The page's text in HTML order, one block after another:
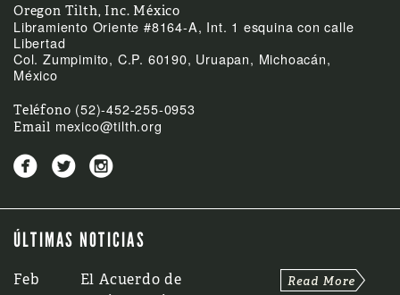
Oregon Tilth, Inc. México
Libramiento Oriente #8164-A, Int. 1 esquina con calle
Libertad
Col. Zumpimito, C.P. 60190, Uruapan, Michoacán,
México
Teléfono (52)-452-255-0953
Email mexico@tilth.org
  
ÚLTIMAS NOTICIAS
Feb
El Acuerdo de